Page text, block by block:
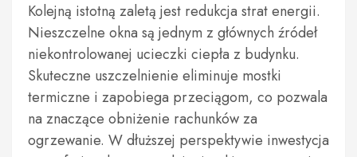
Kolejną istotną zaletą jest redukcja strat energii.
Nieszczelne okna są jednym z głównych źródeł
niekontrolowanej ucieczki ciepła z budynku.
Skuteczne uszczelnienie eliminuje mostki
termiczne i zapobiega przeciągom, co pozwala
na znaczące obniżenie rachunków za
ogrzewanie. W dłuższej perspektywie inwestycja